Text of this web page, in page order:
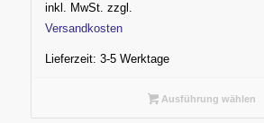
inkl. MwSt. zzgl.
Versandkosten
Lieferzeit: 3-5 Werktage
Ausführung wählen